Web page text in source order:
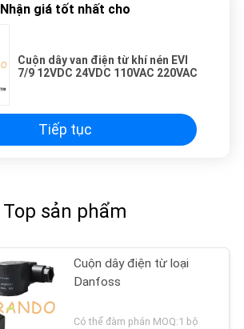
Nhận giá tốt nhất cho
Cuộn dây van điện từ khí nén EVI
7/9 12VDC 24VDC 110VAC 220VAC
Tiếp tục
Top sản phẩm
Cuộn dây điện từ loại
Danfoss
Có thể đàm phán MOQ:1 bộ